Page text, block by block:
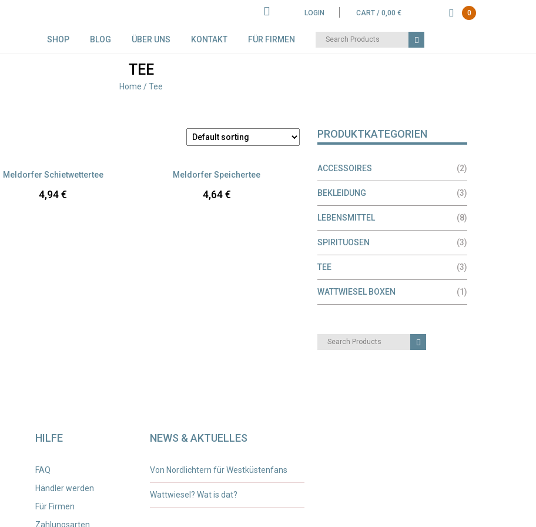
LOGIN CART / 0,00 € 0
SHOP BLOG ÜBER UNS KONTAKT FÜR FIRMEN
Search
for:
TEE
Home / Tee
Meldorfer Schietwettertee
4,94€
Versandkosten
Meldorfer Speichertee
4,64€
PRODUKTKATEGORIEN
ACCESSOIRES (2)
BEKLEIDUNG (3)
LEBENSMITTEL (8)
SPIRITUOSEN (3)
TEE (3)
WATTWIESEL BOXEN (1)
Search
HILFE
FAQ
Händler werden
Für Firmen
Zahlungsarten
NEWS & AKTUELLES
Von Nordlichtern für Westküstenfans
Wattwiesel? Wat is dat?